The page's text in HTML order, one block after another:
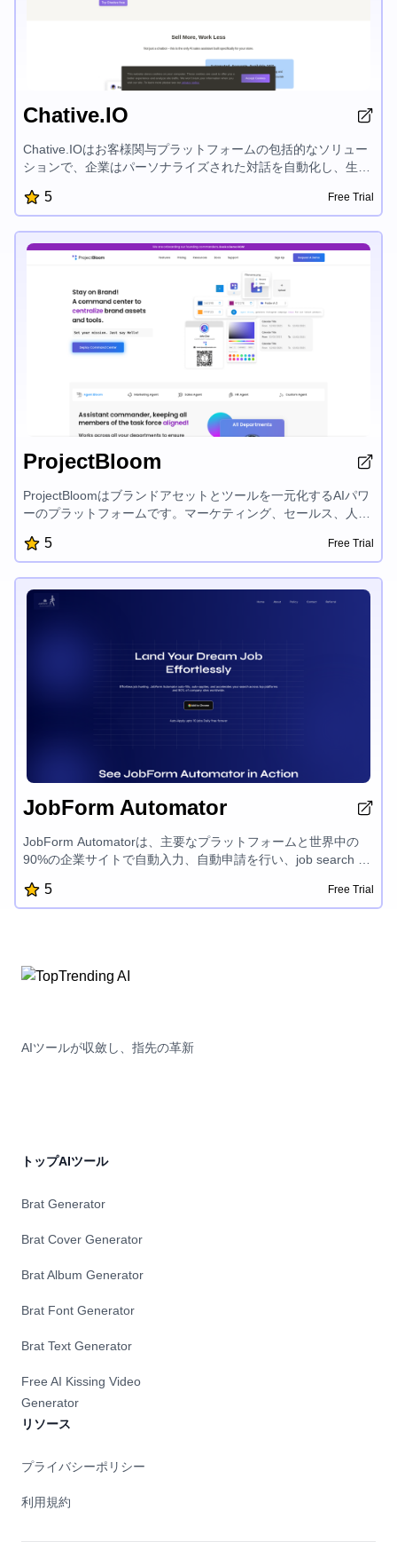
Chative.IO
Chative.IOはお客様関与プラットフォームの包括的なソリュー
ションで、企業はパーソナライズされた対話を自動化し、生産
数のチャネルで売上を伸ばすことができます。自動エージェン
ト、オムニチャネルインボックス、ソーシャルメッセージング
め、コンバージョン率を上げ、効率的に事業規模を拡大するこ
5 Free Trial
ProjectBloom
ProjectBloomはブランドアセットとツールを一元化するAIパワ
ーのプラットフォームです。マーケティング、セールス、人事
合理化し、タスクを自動化し、部門間でブランド一貫性を維持
するのに役立ちます。
5 Free Trial
JobForm Automator
JobForm Automatorは、主要なプラットフォームと世界中の
90%の企業サイトで自動入力、自動申請を行い、job search を
性の高い仕事に応募することで、採用される可能性を高めるこ
とができます。
5 Free Trial
AIツールが収斂し、指先の革新
トップAIツール
Brat Generator
Brat Cover Generator
Brat Album Generator
Brat Font Generator
Brat Text Generator
Free AI Kissing Video
Generator
リソース
プライバシーポリシー
利用規約